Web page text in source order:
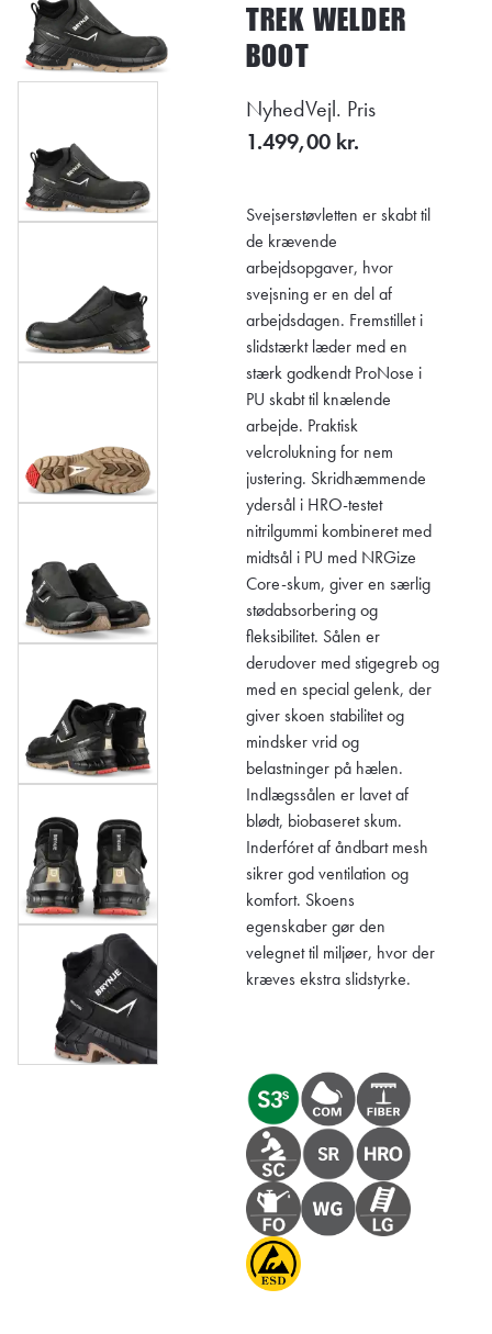
TREK WELDER
BOOT
NyhedVejl. Pris
1.499,00 kr.
Svejserstøvletten er skabt til
de krævende
arbejdsopgaver, hvor
svejsning er en del af
arbejdsdagen. Fremstillet i
slidstærkt læder med en
stærk godkendt ProNose i
PU skabt til knælende
arbejde. Praktisk
velcrolukning for nem
justering. Skridhæmmende
ydersål i HRO-testet
nitrilgummi kombineret med
midtsål i PU med NRGize
Core-skum, giver en særlig
stødabsorbering og
fleksibilitet. Sålen er
derudover med stigegreb og
med en special gelenk, der
giver skoen stabilitet og
mindsker vrid og
belastninger på hælen.
Indlægssålen er lavet af
blødt, biobaseret skum.
Inderfóret af åndbart mesh
sikrer god ventilation og
komfort. Skoens
egenskaber gør den
velegnet til miljøer, hvor der
kræves ekstra slidstyrke.